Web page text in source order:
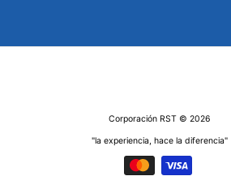
Corporación RST © 2026
"la experiencia, hace la diferencia"